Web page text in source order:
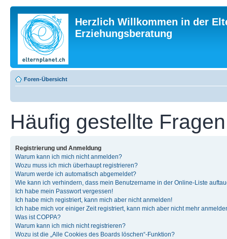
Herzlich Willkommen in der
Erziehungsberatung
Foren-Übersicht
Häufig gestellte Fragen
Registrierung und Anmeldung
Warum kann ich mich nicht anmelden?
Wozu muss ich mich überhaupt registrieren?
Warum werde ich automatisch abgemeldet?
Wie kann ich verhindern, dass mein Benutzername in der Online-Liste
Ich habe mein Passwort vergessen!
Ich habe mich registriert, kann mich aber nicht anmelden!
Ich habe mich vor einiger Zeit registriert, kann mich aber nicht mehr
Was ist COPPA?
Warum kann ich mich nicht registrieren?
Wozu ist die „Alle Cookies des Boards löschen“-Funktion?